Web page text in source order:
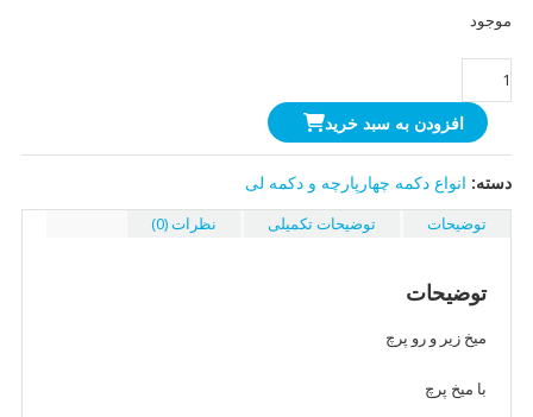
موجود
میخ
پرچ
و
رو
میانه
طلایی
عددی)
افزودن به سبد خرید
دسته: انواع دکمه چهارپارچه و دکمه لی
توضیحات توضیحات تکمیلی نظرات (0)
توضیحات
میخ زیر و رو پرچ
با میخ پرچ